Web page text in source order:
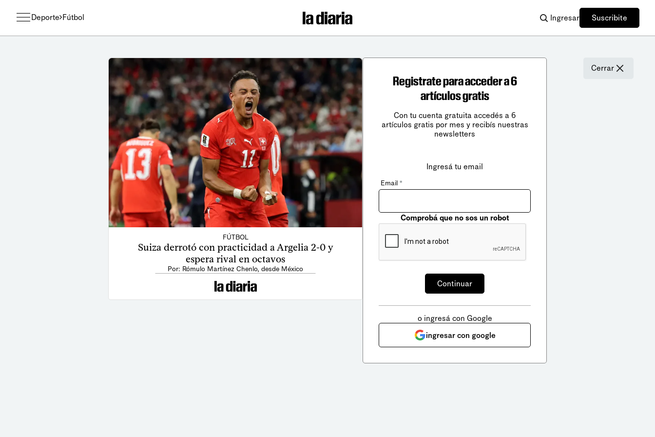
Deporte Fútbol Ingresar Suscribite
FÚTBOL
Suiza derrotó con practicidad a Argelia 2-0 y
espera rival en octavos
Por: Rómulo Martínez Chenlo, desde México
Cerrar
Registrate para acceder a 6
artículos gratis
Con tu cuenta gratuita accedés a 6
artículos gratis por mes y recibís nuestras
newsletters
Ingresá tu email
Email *
Comprobá que no sos un robot
o ingresá con Google
ingresar con google